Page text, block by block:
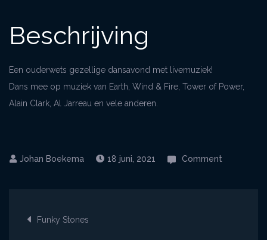
Beschrijving
Een ouderwets gezellige dansavond met livemuziek!
Dans mee op muziek van Earth, Wind & Fire, Tower of Power,
Alain Clark, Al Jarreau en vele anderen.
18 juni, 2021 Comment
Bericht
Funky Stones